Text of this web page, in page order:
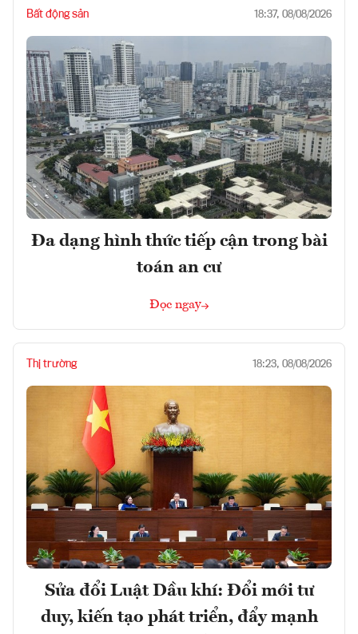
Bất động sản 18:37, 08/08/2026
Đa dạng hình thức tiếp cận trong bài
toán an cư
Đọc ngay
Thị trường 18:23, 08/08/2026
Sửa đổi Luật Dầu khí: Đổi mới tư
duy, kiến tạo phát triển, đẩy mạnh